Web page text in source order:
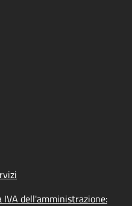
dell'amministrazione: